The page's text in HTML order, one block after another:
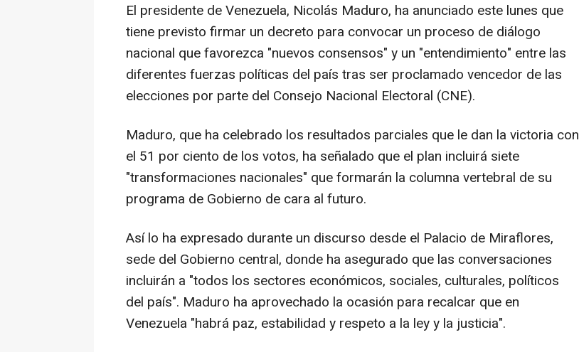
El presidente de Venezuela, Nicolás Maduro, ha anunciado este lunes que
tiene previsto firmar un decreto para convocar un proceso de diálogo
nacional que favorezca "nuevos consensos" y un "entendimiento" entre las
diferentes fuerzas políticas del país tras ser proclamado vencedor de las
elecciones por parte del Consejo Nacional Electoral (CNE).
Maduro, que ha celebrado los resultados parciales que le dan la victoria con
el 51 por ciento de los votos, ha señalado que el plan incluirá siete
"transformaciones nacionales" que formarán la columna vertebral de su
programa de Gobierno de cara al futuro.
Así lo ha expresado durante un discurso desde el Palacio de Miraflores,
sede del Gobierno central, donde ha asegurado que las conversaciones
incluirán a "todos los sectores económicos, sociales, culturales, políticos
del país". Maduro ha aprovechado la ocasión para recalcar que en
Venezuela "habrá paz, estabilidad y respeto a la ley y la justicia".